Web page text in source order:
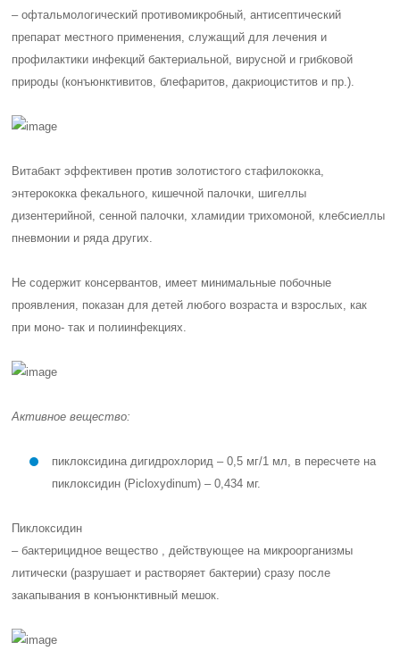
– офтальмологический противомикробный, антисептический
препарат местного применения, служащий для лечения и
профилактики инфекций бактериальной, вирусной и грибковой
природы (конъюнктивитов, блефаритов, дакриоциститов и пр.).
Витабакт эффективен против золотистого стафилококка,
энтерококка фекального, кишечной палочки, шигеллы
дизентерийной, сенной палочки, хламидии трихомоной, клебсиеллы
пневмонии и ряда других.
Не содержит консервантов, имеет минимальные побочные
проявления, показан для детей любого возраста и взрослых, как
при моно- так и полиинфекциях.
Активное вещество:
пиклоксидина дигидрохлорид – 0,5 мг/1 мл, в пересчете на
пиклоксидин (Picloxydinum) – 0,434 мг.
Пиклоксидин
– бактерицидное вещество , действующее на микроорганизмы
литически (разрушает и растворяет бактерии) сразу после
закапывания в конъюнктивный мешок.